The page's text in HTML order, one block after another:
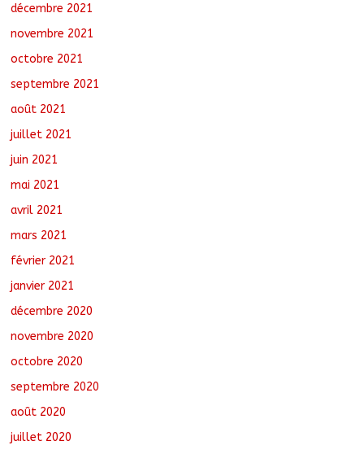
décembre 2021
novembre 2021
octobre 2021
septembre 2021
août 2021
juillet 2021
juin 2021
mai 2021
avril 2021
mars 2021
février 2021
janvier 2021
décembre 2020
novembre 2020
octobre 2020
septembre 2020
août 2020
juillet 2020